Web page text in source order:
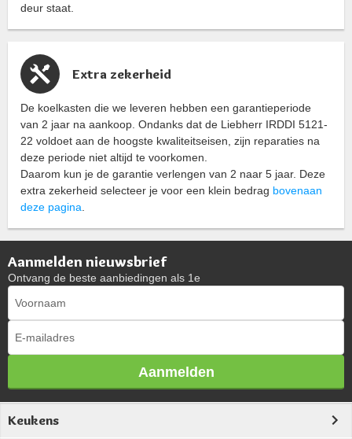
deur staat.
Extra zekerheid
De koelkasten die we leveren hebben een garantieperiode
van 2 jaar na aankoop. Ondanks dat de Liebherr IRDDI 5121-
22 voldoet aan de hoogste kwaliteitseisen, zijn reparaties na
deze periode niet altijd te voorkomen.
Daarom kun je de garantie verlengen van 2 naar 5 jaar. Deze
extra zekerheid selecteer je voor een klein bedrag bovenaan
deze pagina
Aanmelden nieuwsbrief
Ontvang de beste aanbiedingen als 1e
Aanmelden
Keukens